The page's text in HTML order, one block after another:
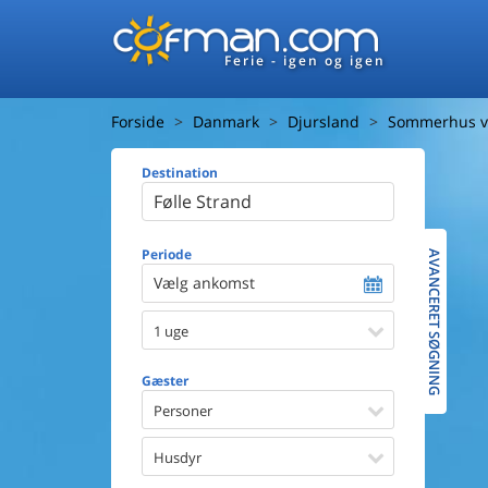
Ferie - igen og igen
Forside Danmark Djursland Sommerhus
Destination
Periode
Vælg ankomst
1 uge
Gæster
Personer
Husdyr
Afstand til
Udsigt til
Faciliteter
Spa
AVANCERET SØGNING